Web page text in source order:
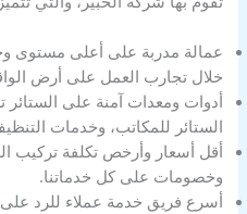
عمالة مدربة على أعلى مستوى
خلال تجارب العمل على أرض
أدوات ومعدات آمنة على
الستائر للمكاتب، وخدمات
أقل أسعار وأرخص تكلفة تركيب
وخصومات على كل خدماتنا.
أسرع فريق خدمة عملاء للرد